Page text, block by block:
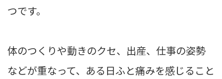
つです。
体のつくりや動きのクセ、出産、仕事の姿勢
などが重なって、ある日ふと痛みを感じること